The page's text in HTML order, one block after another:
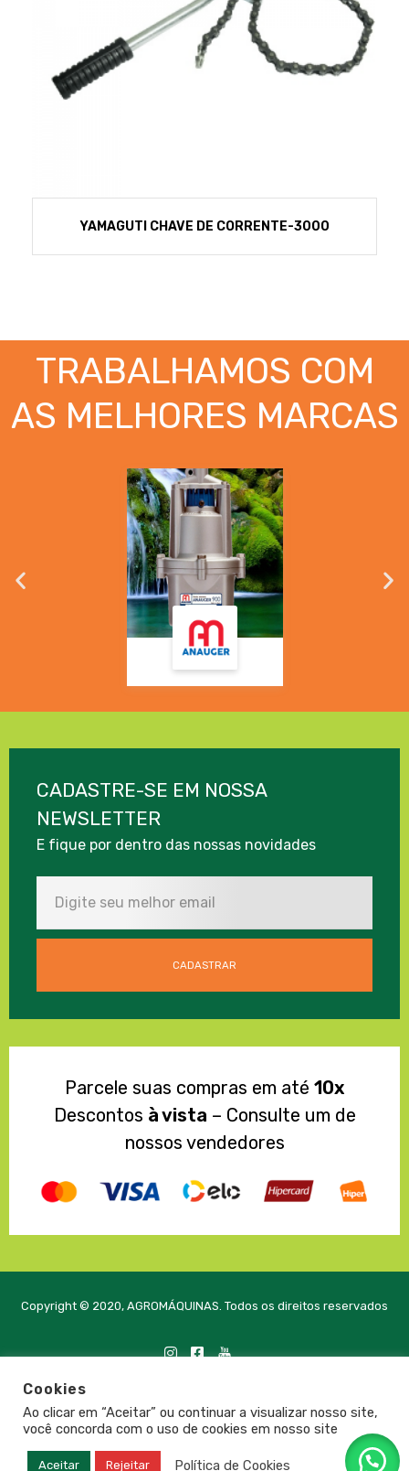
YAMAGUTI CHAVE DE CORRENTE-3000
TRABALHAMOS COM
AS MELHORES MARCAS
CADASTRE-SE EM NOSSA
NEWSLETTER
E fique por dentro das nossas novidades
Parcele suas compras em até 10x
Descontos à vista – Consulte um de
nossos vendedores
Copyright © 2020, AGROMÁQUINAS. Todos os direitos reservados
Desenvolvido com
Cookies
Ao clicar em “Aceitar” ou continuar a visualizar nosso site,
você concorda com o uso de cookies em nosso site
Aceitar Rejeitar Política de Cookies